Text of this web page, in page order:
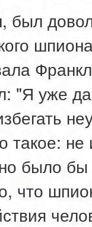
был
"Я уже
такое:
было
что